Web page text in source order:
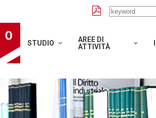
STUDIO
AREE DI
ATTIVITÀ